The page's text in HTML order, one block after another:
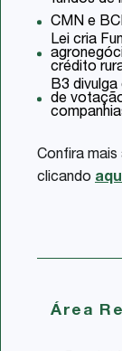
CMN e
Lei cria
crédito
B3
de
Confira
clicando
Área